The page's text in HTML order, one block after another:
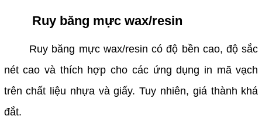
Ruy băng mực wax/resin
Ruy băng mực wax/resin có độ bền cao, độ sắc
nét cao và thích hợp cho các ứng dụng in mã vạch
trên chất liệu nhựa và giấy. Tuy nhiên, giá thành khá
đắt.